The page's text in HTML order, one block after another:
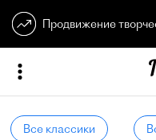
Продвижение
Все классики